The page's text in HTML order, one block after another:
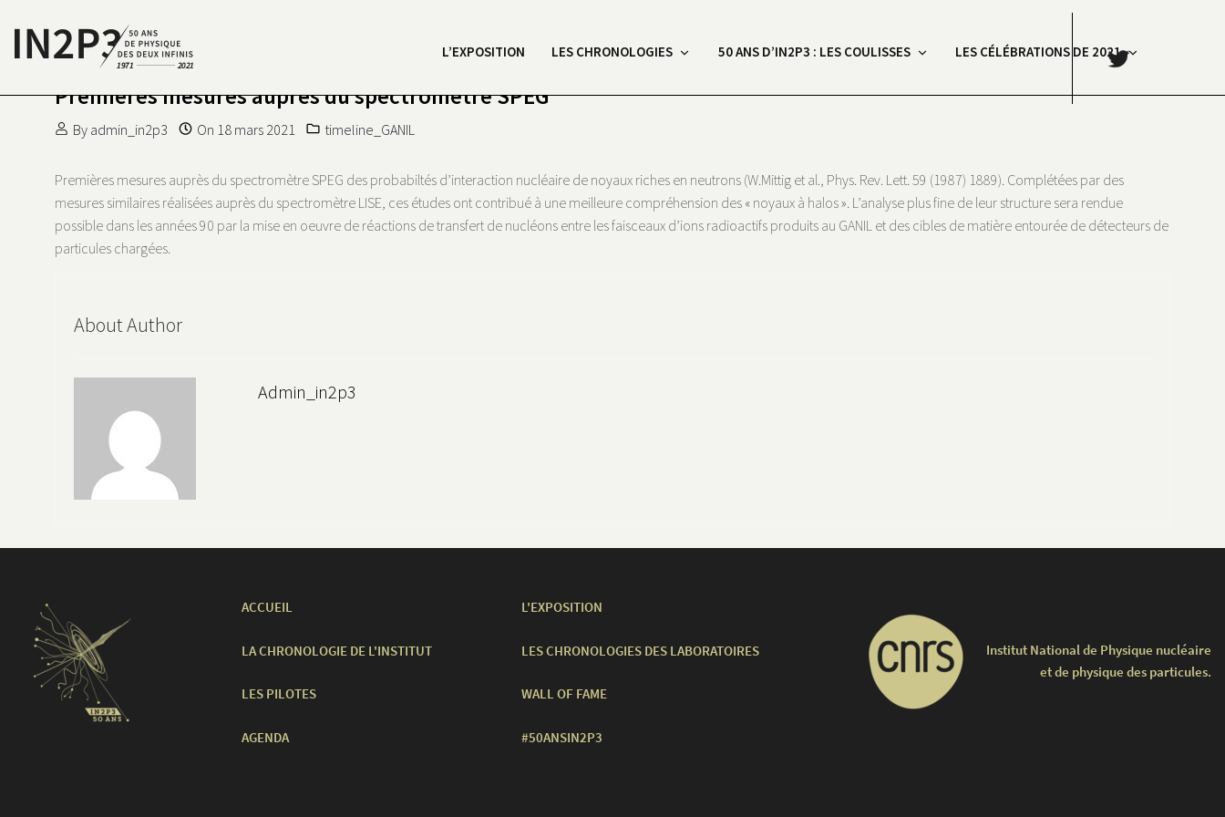
Skip to content
50 ANS DE PHYSIQUE
DEUX INFINIS
L’EXPOSITION LES CHRONOLOGIES 50 ANS D’IN2P3 : LES COULISSES LES CÉLÉBRATIONS DE 2021
.
Premières mesures auprès du spectromètre SPEG
By admin_in2p3 On 18 mars 2021 timeline_GANIL
Premières mesures auprès du spectromètre SPEG des probabiltés d’interaction nucléaire de noyaux riches en neutrons (W.Mittig et al., Phys. Rev. Lett. 59 (1987) 1889). Complétées par des
mesures similaires réalisées auprès du spectromètre LISE, ces études ont contribué à une meilleure compréhension des « noyaux à halos ». L’analyse plus fine de leur structure sera rendue
possible dans les années 90 par la mise en oeuvre de réactions de transfert de nucléons entre les faisceaux d’ions radioactifs produits au GANIL et des cibles de matière entourée de détecteurs de
particules chargées.
About Author
Admin_in2p3
ACCUEIL L'EXPOSITION
LA CHRONOLOGIE DE L'INSTITUT LES CHRONOLOGIES DES LABORATOIRES
LES PILOTES WALL OF FAME
AGENDA #50ANSIN2P3
Institut National de Physique nucléaire
et de physique des particules.